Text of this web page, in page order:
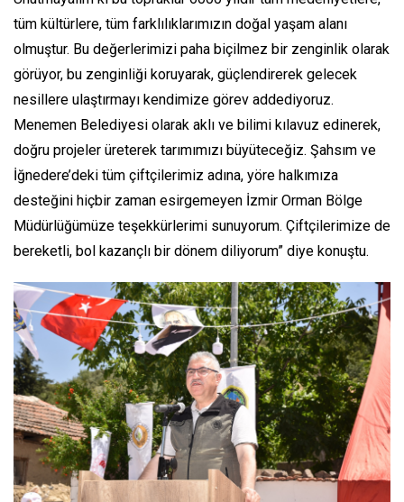
tüm kültürlere, tüm farklılıklarımızın doğal yaşam alanı
olmuştur. Bu değerlerimizi paha biçilmez bir zenginlik olarak
görüyor, bu zenginliği koruyarak, güçlendirerek gelecek
nesillere ulaştırmayı kendimize görev addediyoruz.
Menemen Belediyesi olarak aklı ve bilimi kılavuz edinerek,
doğru projeler üreterek tarımımızı büyüteceğiz. Şahsım ve
İğnedere’deki tüm çiftçilerimiz adına, yöre halkımıza
desteğini hiçbir zaman esirgemeyen İzmir Orman Bölge
Müdürlüğümüze teşekkürlerimi sunuyorum. Çiftçilerimize de
bereketli, bol kazançlı bir dönem diliyorum” diye konuştu.